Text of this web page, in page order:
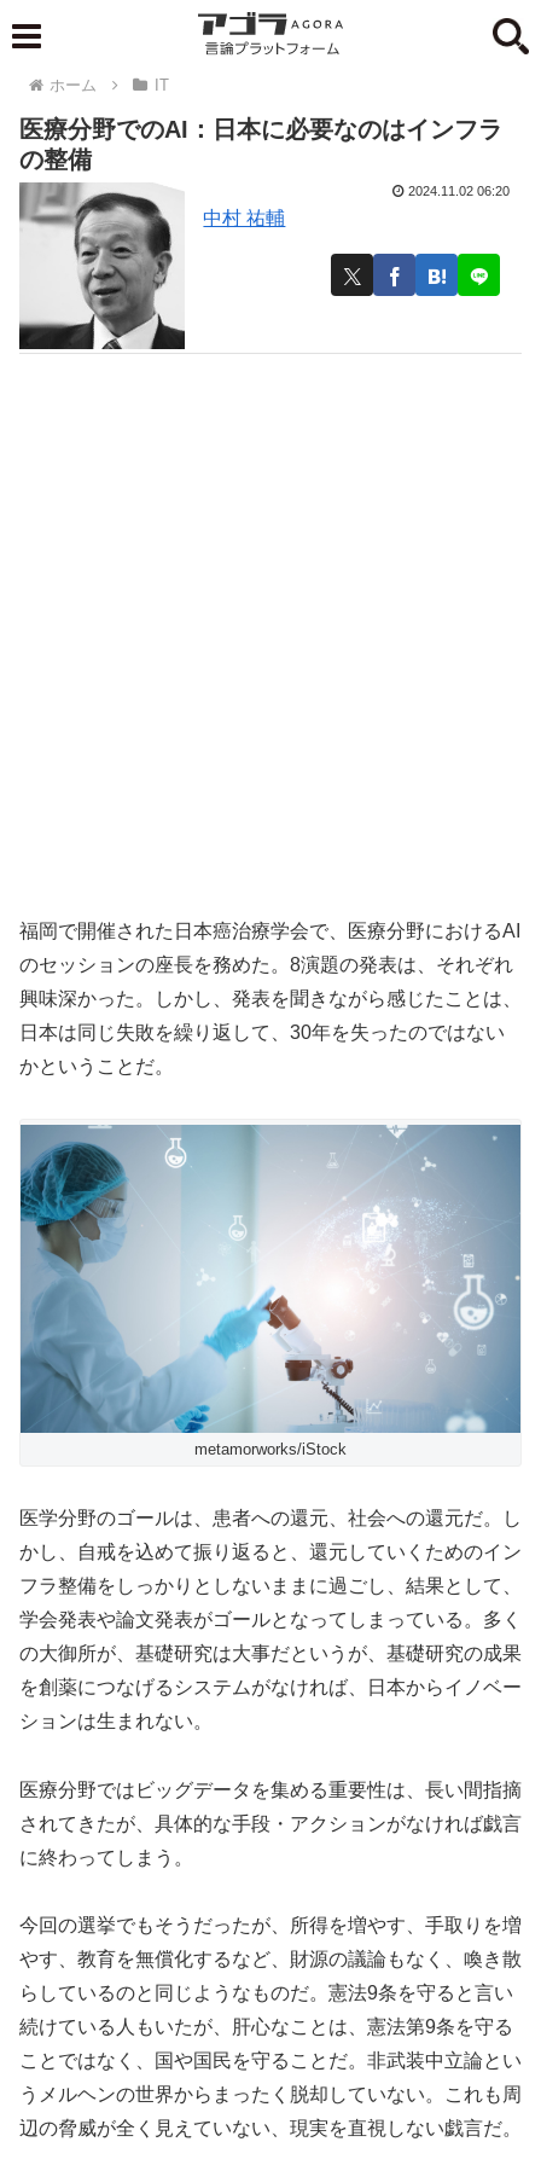
ホーム IT
医療分野でのAI：日本に必要なのはインフラ
の整備
中村 祐輔
2024.11.02 06:20
福岡で開催された日本癌治療学会で、医療分野におけるAI
のセッションの座長を務めた。8演題の発表は、それぞれ
興味深かった。しかし、発表を聞きながら感じたことは、
日本は同じ失敗を繰り返して、30年を失ったのではない
かということだ。
metamorworks/iStock
医学分野のゴールは、患者への還元、社会への還元だ。し
かし、自戒を込めて振り返ると、還元していくためのイン
フラ整備をしっかりとしないままに過ごし、結果として、
学会発表や論文発表がゴールとなってしまっている。多く
の大御所が、基礎研究は大事だというが、基礎研究の成果
を創薬につなげるシステムがなければ、日本からイノベー
ションは生まれない。
医療分野ではビッグデータを集める重要性は、長い間指摘
されてきたが、具体的な手段・アクションがなければ戯言
に終わってしまう。
今回の選挙でもそうだったが、所得を増やす、手取りを増
やす、教育を無償化するなど、財源の議論もなく、喚き散
らしているのと同じようなものだ。憲法9条を守ると言い
続けている人もいたが、肝心なことは、憲法第9条を守る
ことではなく、国や国民を守ることだ。非武装中立論とい
うメルヘンの世界からまったく脱却していない。これも周
辺の脅威が全く見えていない、現実を直視しない戯言だ。